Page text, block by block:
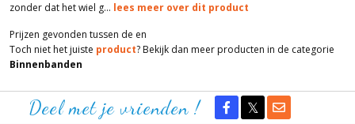
zonder dat het wiel g... lees meer over dit product
Prijzen gevonden tussen de en
Toch niet het juiste product? Bekijk dan meer producten in de categorie
Binnenbanden
Deel met je vrienden !